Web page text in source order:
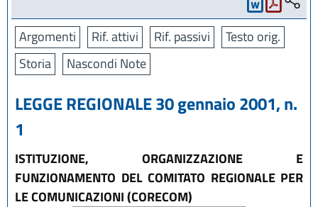
Argomenti Rif. attivi Rif. passivi
Testo orig.
Storia
Nascondi Note
LEGGE REGIONALE 30 gennaio 2001, n.
1
ISTITUZIONE, ORGANIZZAZIONE E
FUNZIONAMENTO DEL COMITATO REGIONALE PER
LE COMUNICAZIONI (CORECOM)